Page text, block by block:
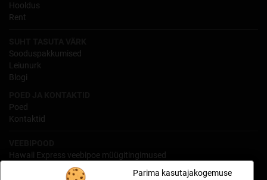
Parima kasutajakogemuse
Hooldus
Rent
Sooduspakkumised
Leiunurk
Blogi
Poed
Kontaktid
Hawaii Express veebipoe müügitingimused
Isikuandmete töötlemine